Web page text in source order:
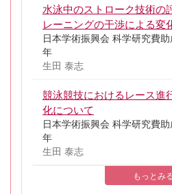
水泳中のストローク技術の
レーニングの干渉による変
日本学術振興会 科学研究費
年
生田 泰志
競泳競技におけるレース進
化について
日本学術振興会 科学研究費
年
生田 泰志
もっとみ